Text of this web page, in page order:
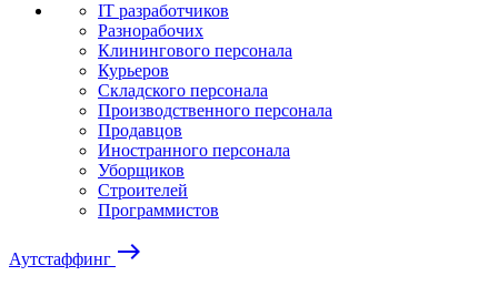
IT разработчиков
Разнорабочих
Клинингового персонала
Курьеров
Складского персонала
Производственного персонала
Продавцов
Иностранного персонала
Уборщиков
Строителей
Программистов
Аутстаффинг east